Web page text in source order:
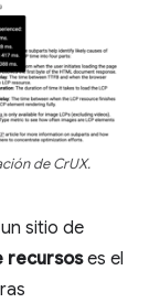
de CrUX.
sitio de
recursoses el